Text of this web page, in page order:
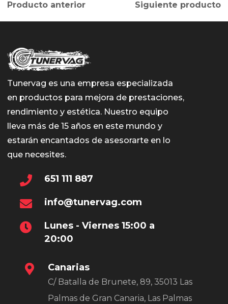
Producto anterior Siguiente producto
Tunervag es una empresa especializada
en productos para mejora de prestaciones,
rendimiento y estética. Nuestro equipo
lleva más de 15 años en este mundo y
estarán encantados de asesorarte en lo
que necesites.
651 111 887
info@tunervag.com
Lunes - Viernes 15:00 a
20:00
Canarias
C/ Batalla de Brunete, 89, 35013 Las
Palmas de Gran Canaria, Las Palmas